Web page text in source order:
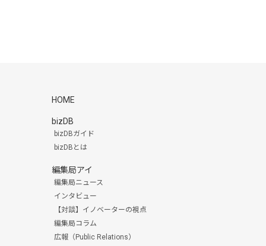
HOME
bizDB
bizDBガイド
bizDBとは
編集局アイ
編集局ニュース
インタビュー
【対談】イノベーターの視点
編集局コラム
広報（Public Relations）